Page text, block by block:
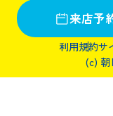
来店予
利用規約サ
(c) 朝